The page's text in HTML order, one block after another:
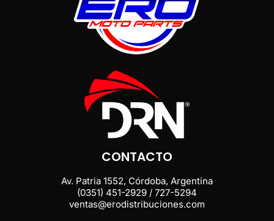
CONTACTO
Av. Patria 1552, Córdoba, Argentina
(0351) 451-2929 / 727-5294
ventas@erodistribuciones.com